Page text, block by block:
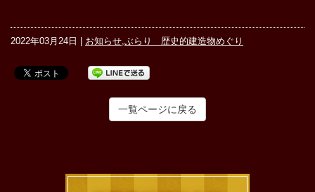
2022年03月24日 | お知らせ,ぶらり 歴史的建造物めぐり
一覧ページに戻る